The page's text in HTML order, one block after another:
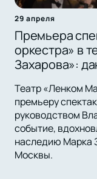
29 апреля
Премьера
оркестра» в
Захарова»:
Театр «Ленком
премьеру
руководством
событие,
наследию Марка
Москвы.